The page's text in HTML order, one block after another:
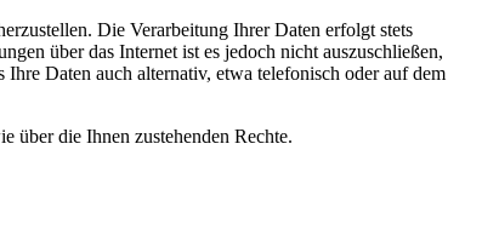
Die Verarbeitung Ihrer Daten erfolgt stets
über das Internet ist es jedoch nicht auszuschließen,
Daten auch alternativ, etwa telefonisch oder auf dem
über die Ihnen zustehenden Rechte.